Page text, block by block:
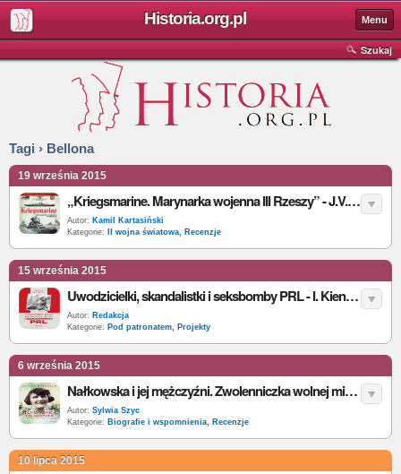
Historia.org.pl Menu
Szukaj
Tagi › Bellona
19 września 2015
„Kriegsmarine. Marynarka wojenna III Rzeszy” - J.V.Garcia - recenzja
Autor: Kamil Kartasiński
Kategorie:
II wojna światowa, Recenzje
15 września 2015
Uwodzicielki, skandalistki i seksbomby PRL - I. Kienzler - premiera
Autor: Redakcja
Kategorie: Pod patronatem, Projekty
6 września 2015
Nałkowska i jej mężczyźni. Zwolenniczka wolnej miłości i praw kobiet - I. Kienzler - recenzja
Autor: Sylwia Szyc
Kategorie: Biografie i wspomnienia, Recenzje
10 lipca 2015